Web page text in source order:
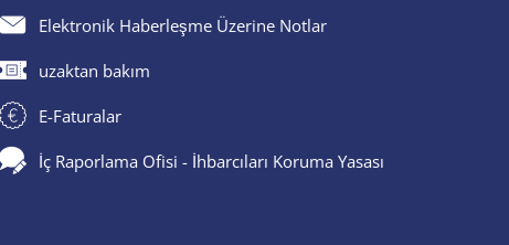
Elektronik Haberleşme Üzerine Notlar
uzaktan bakım
E-Faturalar
İç Raporlama Ofisi - İhbarcıları Koruma Yasası